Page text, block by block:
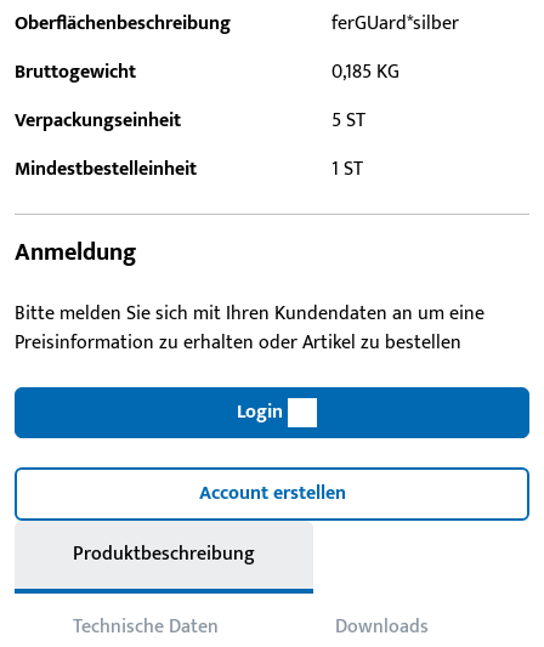
Oberflächenbeschreibung
ferGUard*silber
Bruttogewicht
0,185 KG
Verpackungseinheit
5 ST
Mindestbestelleinheit
1 ST
Anmeldung
Bitte melden Sie sich mit Ihren Kundendaten an um eine
Preisinformation zu erhalten oder Artikel zu bestellen
Login
Account erstellen
Produktbeschreibung
Technische Daten Downloads